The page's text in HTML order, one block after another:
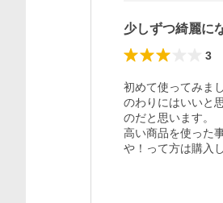
少しずつ綺麗に
3
初めて使ってみま
のわりにはいいと
のだと思います。
高い商品を使った
や！って方は購入